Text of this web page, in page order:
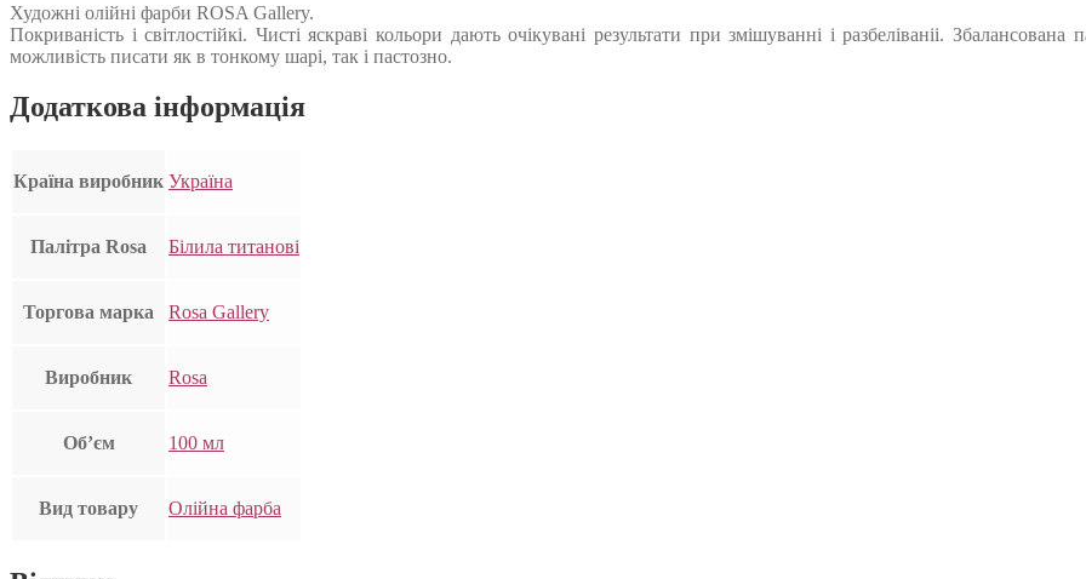
Художні олійні фарби ROSA Gallery.
Покриваність і світлостійкі. Чисті яскраві кольори дають очікувані результати при змішуванні і разбеліваніі.
можливість писати як в тонкому шарі, так і пастозно.
Додаткова інформація
Країна виробник Україна
Палітра Rosa Білила титанові
Торгова марка Rosa Gallery
Виробник Rosa
Об’єм 100 мл
Вид товару Олійна фарба